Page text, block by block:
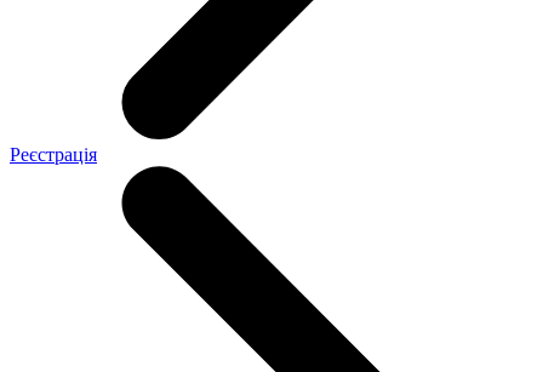
Реєстрація